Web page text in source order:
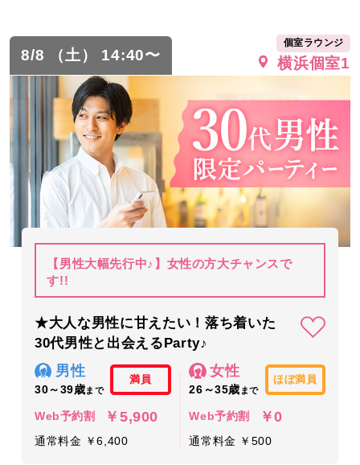
8/8 （土） 14:40〜
個室ラウンジ
横浜個室1
【男性大幅先行中♪】女性の方大チャンスで
す!!
★大人な男性に甘えたい！落ち着いた
30代男性と出会えるParty♪
男性
30～39歳まで
満員
Web予約割 ￥5,900
通常料金 ￥6,400
女性
26～35歳 まで
ほぼ満員
Web予約割 ￥0
通常料金 ￥500